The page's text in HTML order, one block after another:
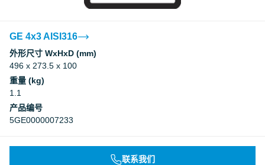
GE 4x3 AISI316
外形尺寸 WxHxD (mm)
496 x 273.5 x 100
重量 (kg)
1.1
产品编号
5GE0000007233
联系我们